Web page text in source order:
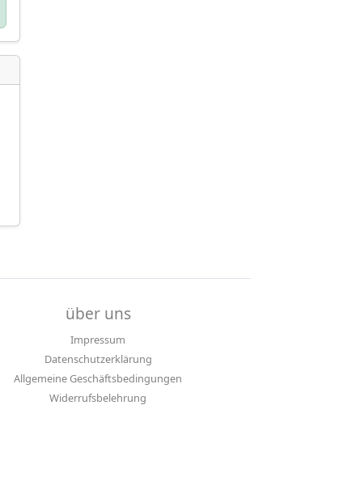
über uns
Impressum
Datenschutzerklärung
Allgemeine Geschäftsbedingungen
Widerrufsbelehrung